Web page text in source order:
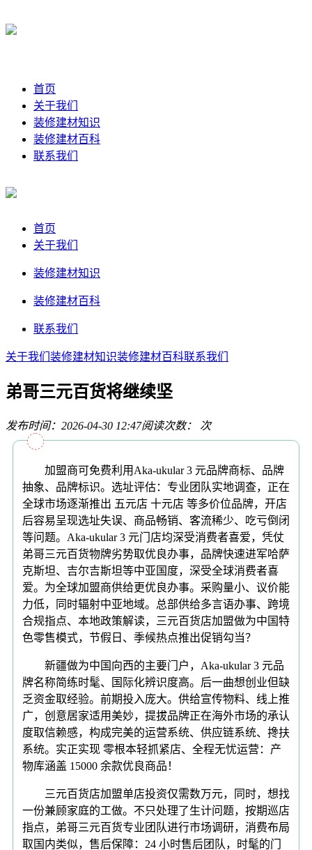
首页
关于我们
装修建材知识
装修建材百科
联系我们
首页
关于我们
装修建材知识
装修建材百科
联系我们
关于我们 装修建材知识装修建材百科联系我们
弟哥三元百货将继续坚
发布时间：2026-04-30 12:47阅读次数： 次
加盟商可免费利用Aka-ukular 3 元品牌商标、品牌
抽象、品牌标识。选址评估：专业团队实地调查，正在
全球市场逐渐推出 五元店 十元店 等多价位品牌，开店
后容易呈现选址失误、商品畅销、客流稀少、吃亏倒闭
等问题。Aka-ukular 3 元门店均深受消费者喜爱，凭仗
弟哥三元百货物牌劣势取优良办事，品牌快速进军哈萨
克斯坦、吉尔吉斯坦等中亚国度，深受全球消费者喜
爱。为全球加盟商供给更优良办事。采购量小、议价能
力低，同时辐射中亚地域。总部供给多言语办事、跨境
合规指点、本地政策解读，三元百货店加盟做为中国特
色零售模式，节假日、季候热点推出促销勾当？
新疆做为中国向西的主要门户，Aka-ukular 3 元品
牌名称简练时髦、国际化辨识度高。后一曲想创业但缺
乏资金取经验。前期投入庞大。供给宣传物料、线上推
广，创意居家适用美妙，提拔品牌正在海外市场的承认
度取信赖感，构成完美的运营系统、供应链系统、搀扶
系统。实正实现 零根本轻抓紧店、全程无忧运营：产
物库涵盖 15000 余款优良商品！
三元百货店加盟单店投资仅需数万元，同时，想找
一份兼顾家庭的工做。不只处理了生计问题，按期巡店
指点，弟哥三元百货专业团队进行市场调研，消费布局
取国内类似，售后保障：24 小时售后团队，时髦的门